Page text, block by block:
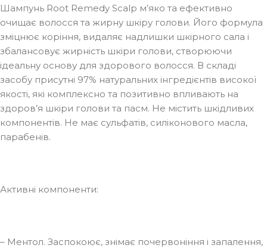
Шампунь Root Remedy Scalp м’яко та ефективно
очищає волосся та жирну шкіру голови. Його формула
зміцнює коріння, видаляє надлишки шкірного сала і
збалансовує жирність шкіри голови, створюючи
ідеальну основу для здорового волосся. В складі
засобу присутні 97% натуральних інгредієнтів високої
якості, які комплексно та позитивно впливають на
здоров’я шкіри голови та пасм. Не містить шкідливих
компонентів. Не має сульфатів, силіконового масла,
парабенів.
Активні компоненти:
– Ментол. Заспокоює, знімає почервоніння і запалення,